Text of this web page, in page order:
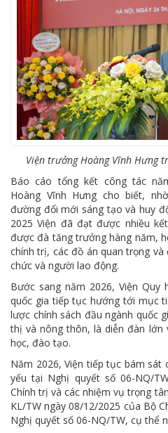
Viện trưởng Hoàng Vĩnh Hưng
Báo cáo tổng kết công tác
Hoàng Vĩnh Hưng cho biết,
đường đổi mới sáng tạo và huy
2025 Viện đã đạt được nhiều
được đà tăng trưởng hàng năm,
chính trị, các đồ án quan trọng
chức và người lao động.
Bước sang năm 2026, Viện
quốc gia tiếp tục hướng tới mục
lược chính sách đầu ngành quốc
thị và nông thôn, là diễn đàn lớn
học, đào tạo.
Năm 2026, Viện tiếp tục bám sát
yếu tại Nghị quyết số 06-NQ/
Chính trị và các nhiệm vụ trọng
KL/TW ngày 08/12/2025 của Bộ
Nghị quyết số 06-NQ/TW, cụ thể